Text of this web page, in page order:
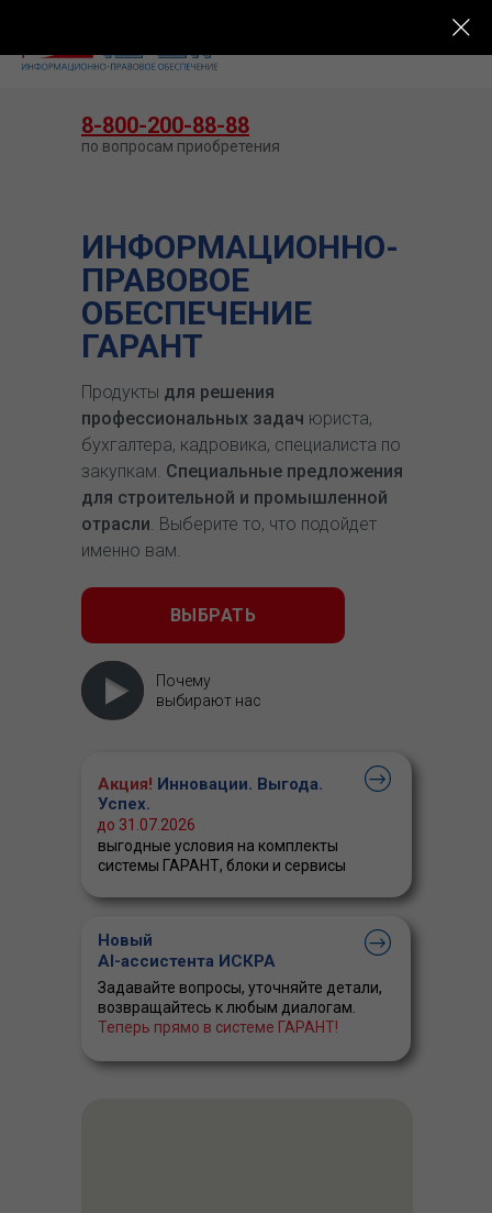
ИНФОРМАЦИОННО-
ПРАВОВОЕ
ОБЕСПЕЧЕНИЕ
ГАРАНТ
Продукты для решения
профессиональных задач юриста,
бухгалтера, кадровика, специалиста по
закупкам. Специальные предложения
для строительной и промышленной
отрасли. Выберите то, что подойдет
именно вам.
ВЫБРАТЬ
Почему
выбирают нас
Акция! Инновации. Выгода.
Успех.
выгодные условия на комплекты
системы ГАРАНТ, блоки и сервисы
до 31.07.2026
8-800-200-88-88
по вопросам приобретения
Новый
AI-ассистента ИСКРА
Задавайте вопросы, уточняйте детали,
возвращайтесь к любым диалогам.
Теперь прямо в системе ГАРАНТ!